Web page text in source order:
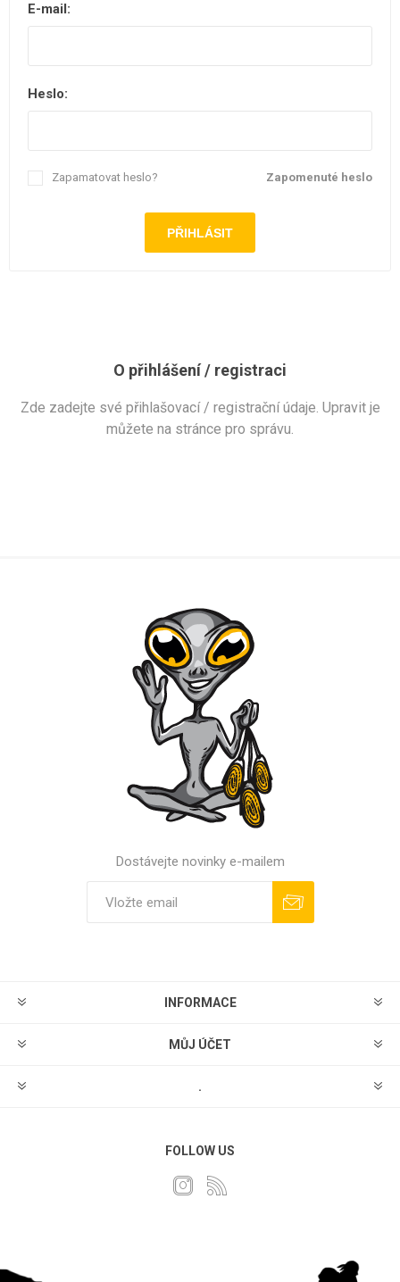
E-mail:
Heslo:
Zapomenuté heslo
Zapamatovat heslo?
O přihlášení / registraci
Zde zadejte své přihlašovací / registrační údaje. Upravit je
můžete na stránce pro správu.
Dostávejte novinky e-mailem
INFORMACE
MŮJ ÚČET
.
FOLLOW US